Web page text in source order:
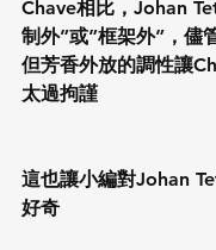
Chave相比，Johan
制外”或”框架外”，儘
但芳香外放的調性讓
太過拘謹
這也讓小編對Johan
好奇